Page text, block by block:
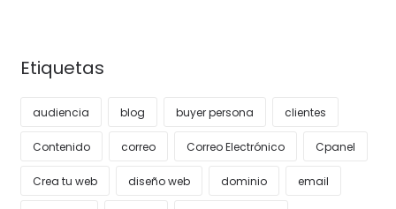
Etiquetas
audiencia blog buyer persona clientes
Contenido correo Correo Electrónico Cpanel
Crea tu web diseño web dominio email